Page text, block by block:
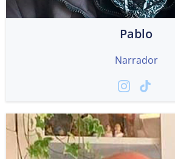
Pablo
Narrador